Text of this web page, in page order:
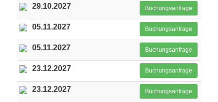
29.10.2027 Buchungsanfrage
05.11.2027 Buchungsanfrage
05.11.2027 Buchungsanfrage
23.12.2027 Buchungsanfrage
23.12.2027 Buchungsanfrage